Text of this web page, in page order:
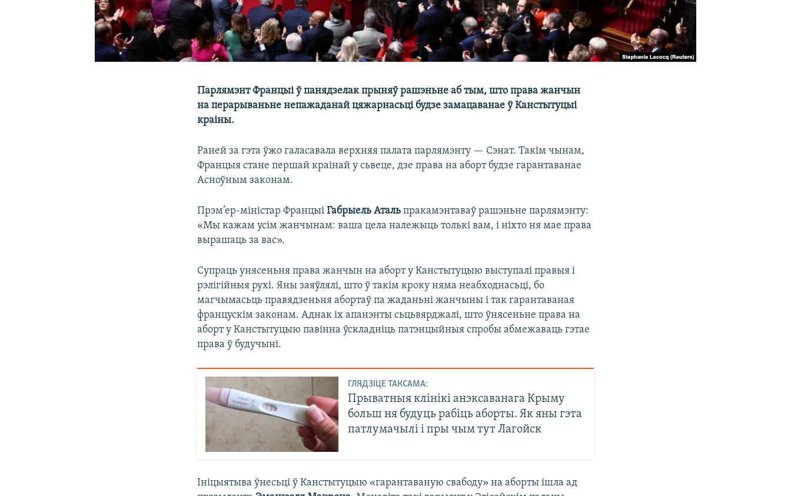
Парлямэнт Францыі ў панядзелак прыняў рашэньне аб тым, што права жанчын
на перарываньне непажаданай цяжарнасьці будзе замацаванае ў Канстытуцыі
краіны.
Раней за гэта ўжо галасавала верхняя палата парлямэнту — Сэнат. Такім чынам,
Францыя стане першай краінай у сьвеце, дзе права на аборт будзе гарантаванае
Асноўным законам.
Прэм’ер-міністар ФранцыіГабрыель Аталь пракамэнтаваў рашэньне парлямэнту:
«Мы кажам усім жанчынам: ваша цела належыць толькі вам, і ніхто ня мае права
вырашаць за вас».
Супраць унясеньня права жанчын на аборт у Канстытуцыю выступалі правыя і
рэлігійныя рухі. Яны заяўлялі, што ў такім кроку няма неабходнасьці, бо
магчымасьць правядзеньня абортаў па жаданьні жанчыны і так гарантаваная
францускім законам. Аднак іх апанэнты сьцьвярджалі, што ўнясеньне права на
аборт у Канстытуцыю павінна ўскладніць патэнцыйныя спробы абмежаваць гэтае
права ў будучыні.
ГЛЯДЗІЦЕ ТАКСАМА:
Прыватныя клінікі анэксаванага Крыму
больш ня будуць рабіць аборты. Як яны гэта
патлумачылі і пры чым тут Лагойск
Ініцыятыва ўнесьці ў Канстытуцыю «гарантаваную свабоду» на аборты ішла ад